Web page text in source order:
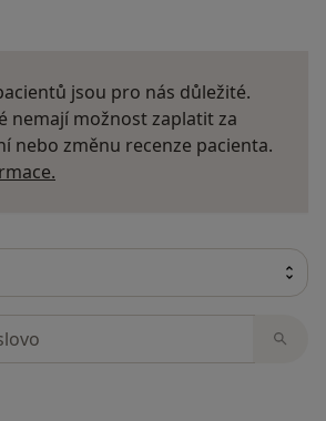
jsou pro nás důležité.
nemají možnost zaplatit za
nebo změnu recenze pacienta.